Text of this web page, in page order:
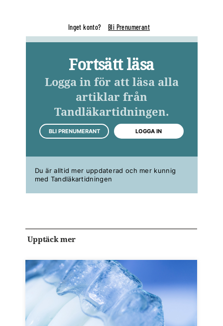
Inget konto? Bli Prenumerant
Fortsätt läsa
Logga in för att läsa alla
artiklar från
Tandläkartidningen.
BLI PRENUMERANT LOGGA IN
Du är alltid mer uppdaterad och mer kunnig
med Tandläkartidningen
Upptäck mer